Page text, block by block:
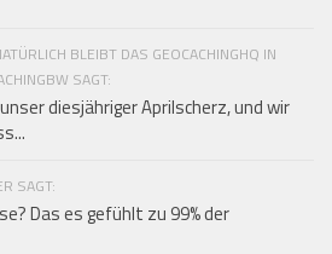
BLEIBT DAS GEOCACHINGHQ IN
SAGT:
diesjähriger Aprilscherz, und wir
SAGT:
Das es gefühlt zu 99% der